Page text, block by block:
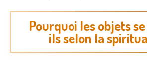
Pourquoi les objets
ils selon la